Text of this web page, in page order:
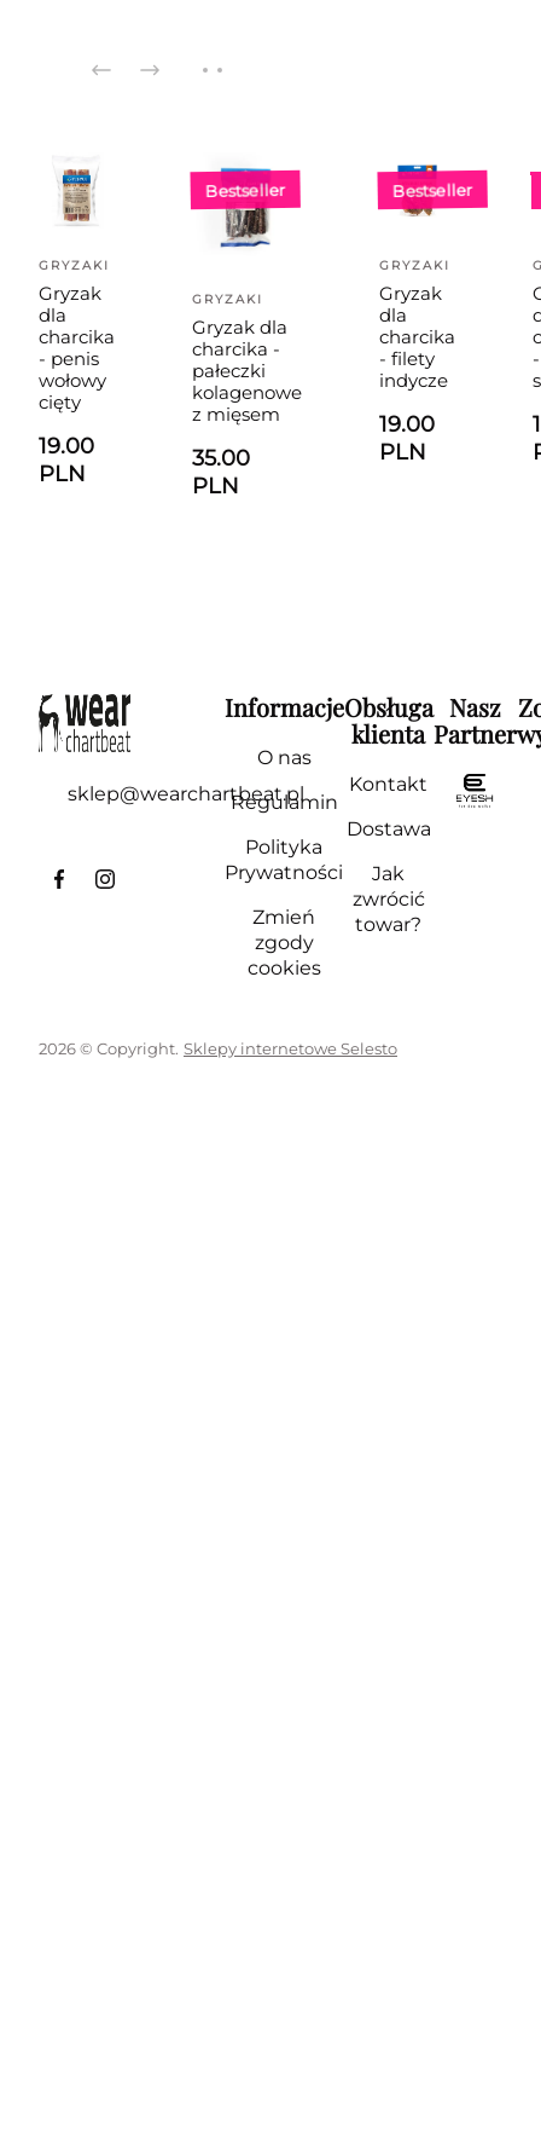
GRYZAKI
Gryzak
dla
charcika
- penis
wołowy
cięty
19.00
PLN
Bestseller
GRYZAKI
Gryzak dla
charcika -
pałeczki
kolagenowe
z mięsem
35.00
PLN
Bestseller
GRYZAKI
Gryzak
dla
charcika
- filety
indycze
19.00
PLN
sklep@wearchartbeat.pl
Informacje
O nas
Regulamin
Polityka
Prywatności
Zmień
zgody
cookies
Obsługa
klienta
Kontakt
Dostawa
Jak
zwrócić
towar?
Nasz
Partner
2026 © Copyright. Sklepy internetowe Selesto